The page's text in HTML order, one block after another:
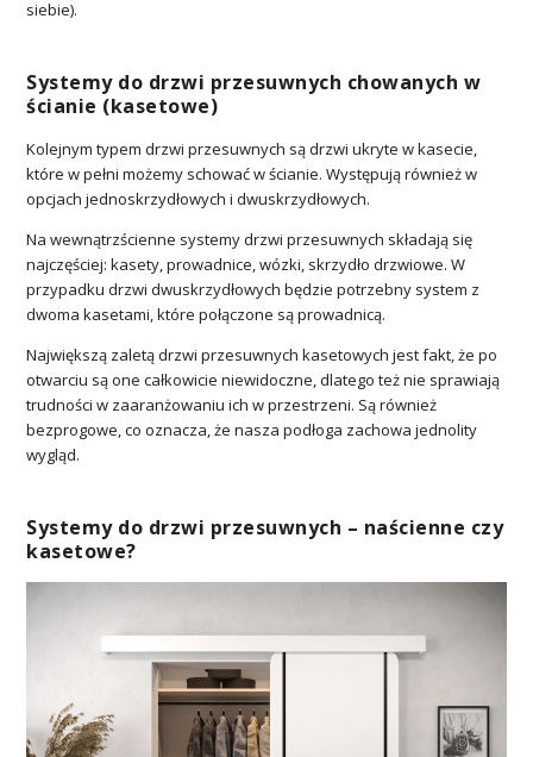
siebie).
Systemy do drzwi przesuwnych chowanych w
ścianie (kasetowe)
Kolejnym typem drzwi przesuwnych są drzwi ukryte w kasecie,
które w pełni możemy schować w ścianie. Występują również w
opcjach jednoskrzydłowych i dwuskrzydłowych.
Na wewnątrzścienne systemy drzwi przesuwnych składają się
najczęściej: kasety, prowadnice, wózki, skrzydło drzwiowe. W
przypadku drzwi dwuskrzydłowych będzie potrzebny system z
dwoma kasetami, które połączone są prowadnicą.
Największą zaletą drzwi przesuwnych kasetowych jest fakt, że po
otwarciu są one całkowicie niewidoczne, dlatego też nie sprawiają
trudności w zaaranżowaniu ich w przestrzeni. Są również
bezprogowe, co oznacza, że nasza podłoga zachowa jednolity
wygląd.
Systemy do drzwi przesuwnych – naścienne czy
kasetowe?